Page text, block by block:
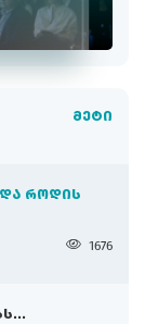
მეტი
ᲠᲝᲓᲘᲡ
1676